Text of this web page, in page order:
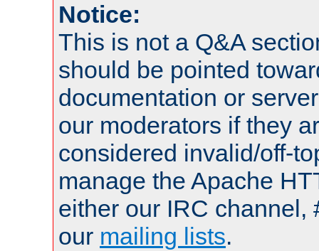
Notice:
This is not a Q&A
should be pointed
documentation or
our moderators if they
considered invalid/off-
manage the Apache
either our IRC channel,
our mailing lists.